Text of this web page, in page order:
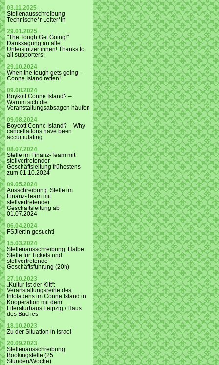
03.11.2025
Stellenausschreibung:
Technische*r Leiter*In
29.01.2025
"The Tough Get Going!"
Danksagung an alle
Unterstützer:innen! Thanks to
all supporters!
29.10.2024
When the tough gets going –
Conne Island retten!
09.08.2024
Boykott Conne Island? –
Warum sich die
Veranstaltungsabsagen häufen
09.08.2024
Boycott Conne Island? – Why
cancellations have been
accumulating
08.07.2024
Stelle im Finanz-Team mit
stellvertretender
Geschäftsleitung frühestens
zum 01.10.2024
09.05.2024
Ausschreibung: Stelle im
Finanz-Team mit
stellvertretender
Geschäftsleitung ab
01.07.2024
06.04.2024
FSJler:in gesucht!
15.03.2024
Stellenausschreibung: Halbe
Stelle für Tickets und
stellvertretende
Geschäftsführung (20h)
27.10.2023
„Kultur ist der Kitt“:
Veranstaltungsreihe des
Infoladens im Conne Island in
Kooperation mit dem
Literaturhaus Leipzig / Haus
des Buches
18.10.2023
Zu der Situation in Israel
20.09.2023
Stellenausschreibung:
Bookingstelle (25
Stunden/Woche)